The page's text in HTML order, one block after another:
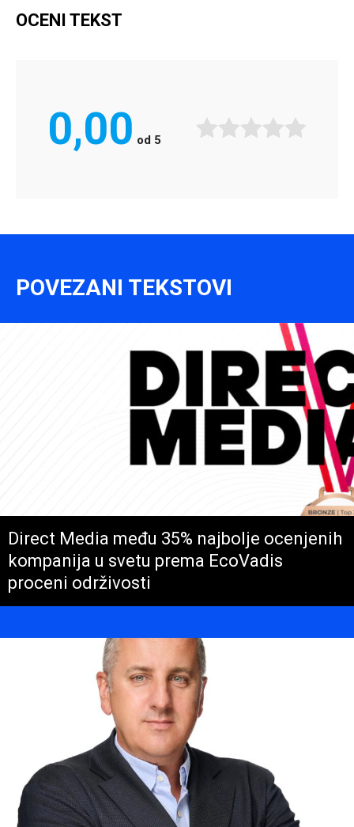
OCENI TEKST
0,00 od 5
POVEZANI TEKSTOVI
Direct Media među 35% najbolje ocenjenih
kompanija u svetu prema EcoVadis
proceni održivosti